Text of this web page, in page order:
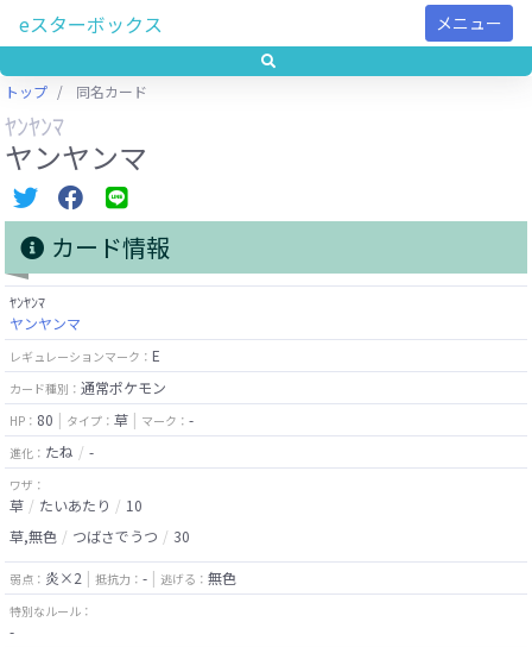
eスターボックス メニュー
トップ 同名カード
ﾔﾝﾔﾝﾏ
ヤンヤンマ
カード情報
ﾔﾝﾔﾝﾏ
ヤンヤンマ
レギュレーションマーク： E
カード種別： 通常ポケモン
HP： 80 タイプ： 草 マーク： -
進化： たね -
ワザ：
草 たいあたり
10
草,無色
つばさでうつ 30
弱点： 炎×2 抵抗力： - 逃げる： 無色
特別なルール：
-